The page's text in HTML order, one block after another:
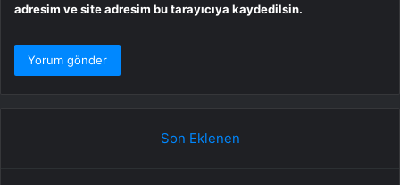
adresim ve site adresim bu tarayıcıya kaydedilsin.
Son Eklenen